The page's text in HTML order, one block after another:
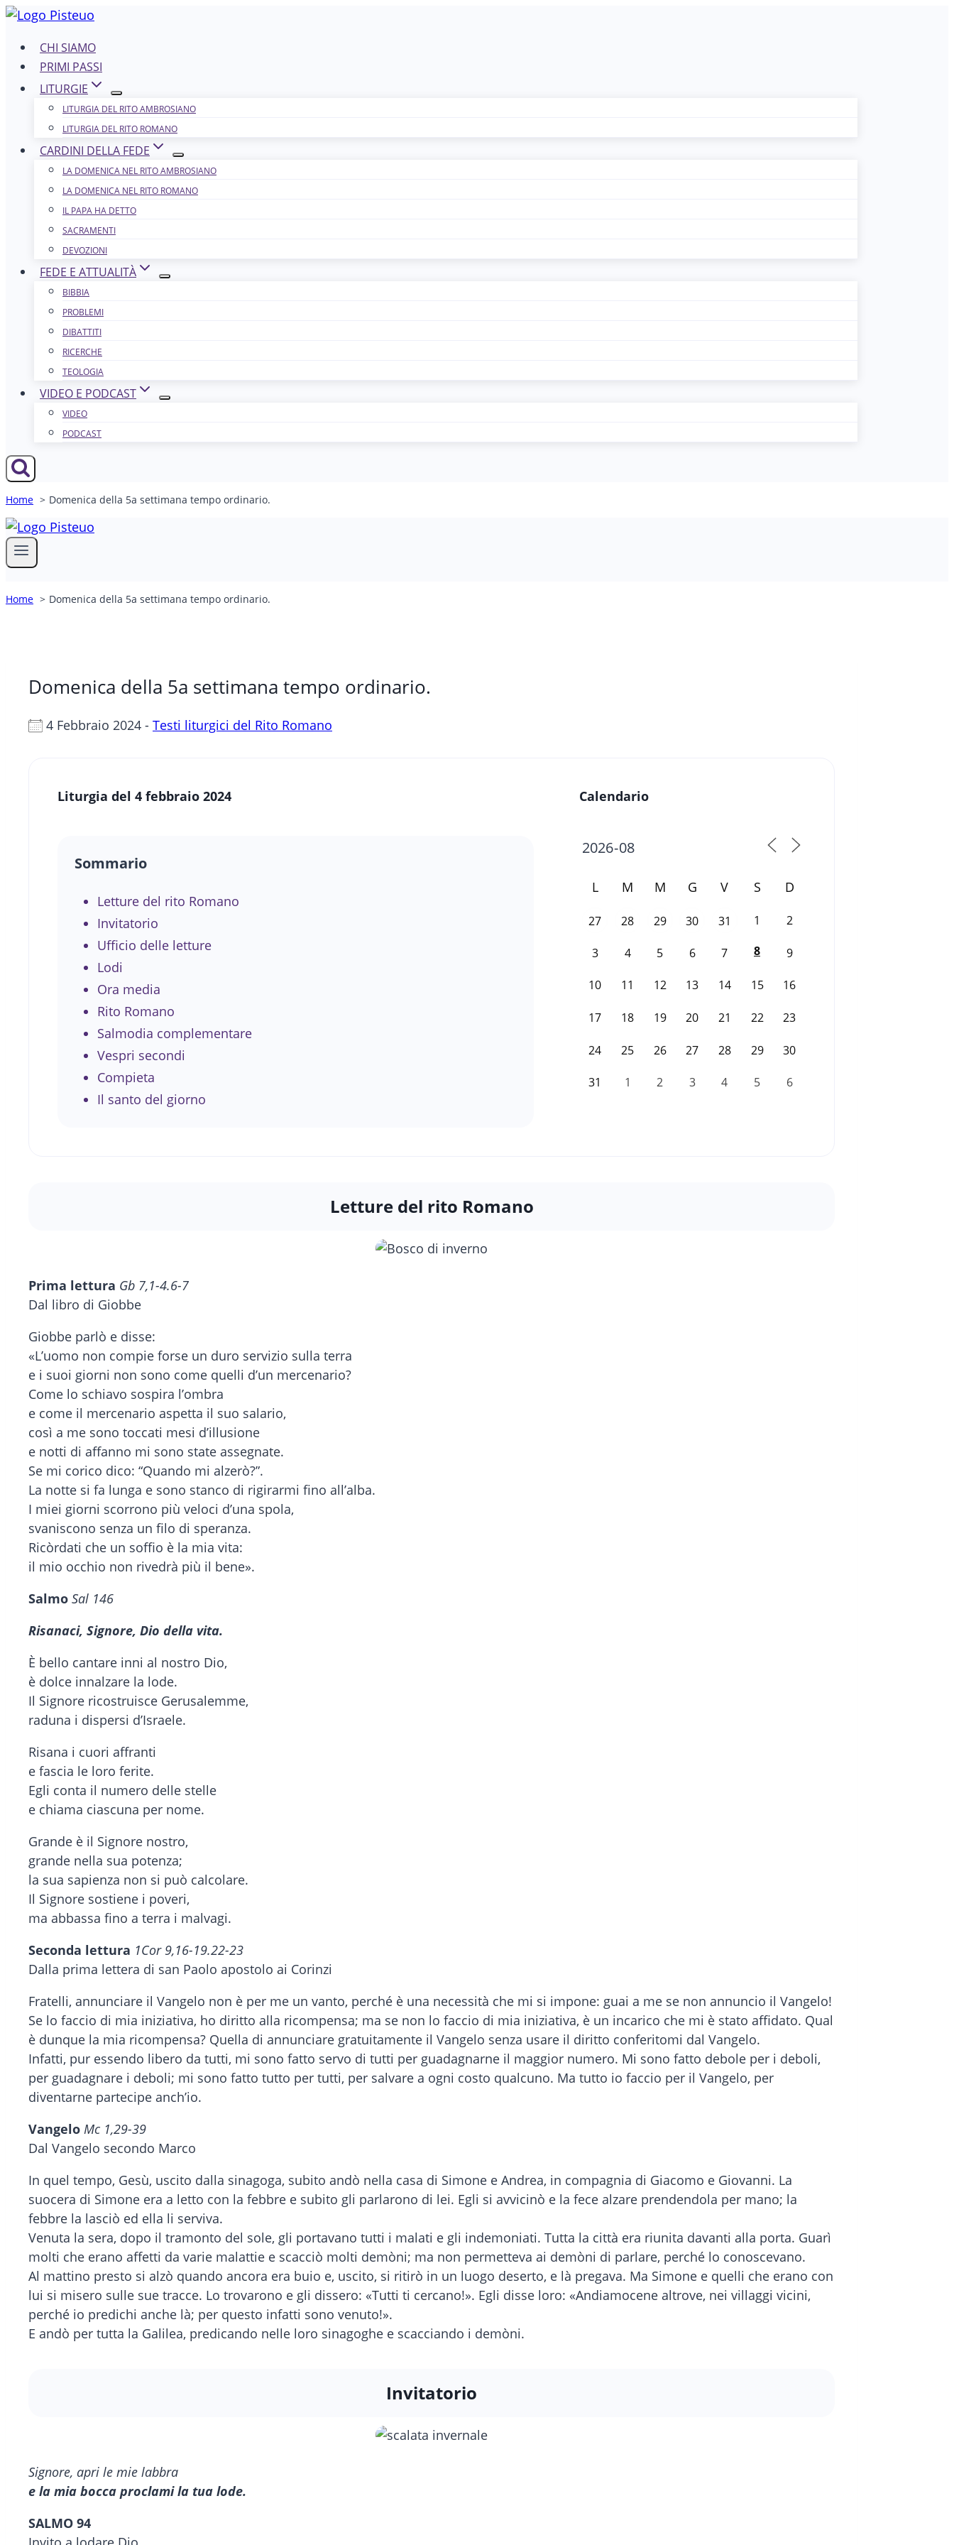
Salta
contenutoCHI SIAMO
PRIMI PASSI
LITURGIE
LITURGIA DEL RITO AMBROSIANO
LITURGIA DEL RITO ROMANO
CARDINI DELLA FEDE
LA DOMENICA NEL R​​​​​​ITO AMBROSIANO
LA DOMENICA NEL RITO ROMANO
IL PAPA HA DETTO
SACRAMENTI
DEVOZIONI
FEDE E ATTUALITÀ
BIBBIA
PROBLEMI
DIBATTITI
RICERCHE
TEOLOGIA
VIDEO E PODCAST
VIDEO
PODCAST
Home Domenica della 5a settimana tempo ordinario.
Home Domenica della 5a settimana tempo ordinario.
Domenica della 5a settimana tempo ordinario.
4 Febbraio 2024 - Testi liturgici del Rito Romano
Liturgia del 4 febbraio 2024
Sommario
Letture del rito Romano
Invitatorio
Ufficio delle letture
Lodi
Ora media
Rito Romano
Salmodia complementare
Vespri secondi
Compieta
Il santo del giorno
Calendario
L M M G V S D
27 28 29 30 31 1 2
3 4 5 6 7 8 9
10 11 12 13 14 15 16
17 18 19 20 21 22 23
24 25 26 27 28 29 30
31 1 2 3 4 5 6
Letture del rito Romano
Prima lettura Gb 7,1-4.6-7
Dal libro di Giobbe
Giobbe parlò e disse:
«L’uomo non compie forse un duro servizio sulla terra
e i suoi giorni non sono come quelli d’un mercenario?
Come lo schiavo sospira l’ombra
e come il mercenario aspetta il suo salario,
così a me sono toccati mesi d’illusione
e notti di affanno mi sono state assegnate.
Se mi corico dico: “Quando mi alzerò?”.
La notte si fa lunga e sono stanco di rigirarmi fino all’alba.
I miei giorni scorrono più veloci d’una spola,
svaniscono senza un filo di speranza.
Ricòrdati che un soffio è la mia vita:
il mio occhio non rivedrà più il bene».
Salmo Sal 146
Risanaci, Signore, Dio della vita.
È bello cantare inni al nostro Dio,
è dolce innalzare la lode.
Il Signore ricostruisce Gerusalemme,
raduna i dispersi d’Israele.
Risana i cuori affranti
e fascia le loro ferite.
Egli conta il numero delle stelle
e chiama ciascuna per nome.
Grande è il Signore nostro,
grande nella sua potenza;
la sua sapienza non si può calcolare.
Il Signore sostiene i poveri,
ma abbassa fino a terra i malvagi.
Seconda lettura 1Cor 9,16-19.22-23
Dalla prima lettera di san Paolo apostolo ai Corinzi
Fratelli, annunciare il Vangelo non è per me un vanto, perché è una necessità che mi si impone: guai a me se non annuncio il Vangelo!
Se lo faccio di mia iniziativa, ho diritto alla ricompensa; ma se non lo faccio di mia iniziativa, è un incarico che mi è stato affidato. Qual
è dunque la mia ricompensa? Quella di annunciare gratuitamente il Vangelo senza usare il diritto conferitomi dal Vangelo.
Infatti, pur essendo libero da tutti, mi sono fatto servo di tutti per guadagnarne il maggior numero. Mi sono fatto debole per i deboli,
per guadagnare i deboli; mi sono fatto tutto per tutti, per salvare a ogni costo qualcuno. Ma tutto io faccio per il Vangelo, per
diventarne partecipe anch’io.
Vangelo Mc 1,29-39
Dal Vangelo secondo Marco
In quel tempo, Gesù, uscito dalla sinagoga, subito andò nella casa di Simone e Andrea, in compagnia di Giacomo e Giovanni. La
suocera di Simone era a letto con la febbre e subito gli parlarono di lei. Egli si avvicinò e la fece alzare prendendola per mano; la
febbre la lasciò ed ella li serviva.
Venuta la sera, dopo il tramonto del sole, gli portavano tutti i malati e gli indemoniati. Tutta la città era riunita davanti alla porta. Guarì
molti che erano affetti da varie malattie e scacciò molti demòni; ma non permetteva ai demòni di parlare, perché lo conoscevano.
Al mattino presto si alzò quando ancora era buio e, uscito, si ritirò in un luogo deserto, e là pregava. Ma Simone e quelli che erano con
lui si misero sulle sue tracce. Lo trovarono e gli dissero: «Tutti ti cercano!». Egli disse loro: «Andiamocene altrove, nei villaggi vicini,
perché io predichi anche là; per questo infatti sono venuto!».
E andò per tutta la Galilea, predicando nelle loro sinagoghe e scacciando i demòni.
Invitatorio
Signore, apri le mie labbra
e la mia bocca proclami la tua lode.
SALMO 94